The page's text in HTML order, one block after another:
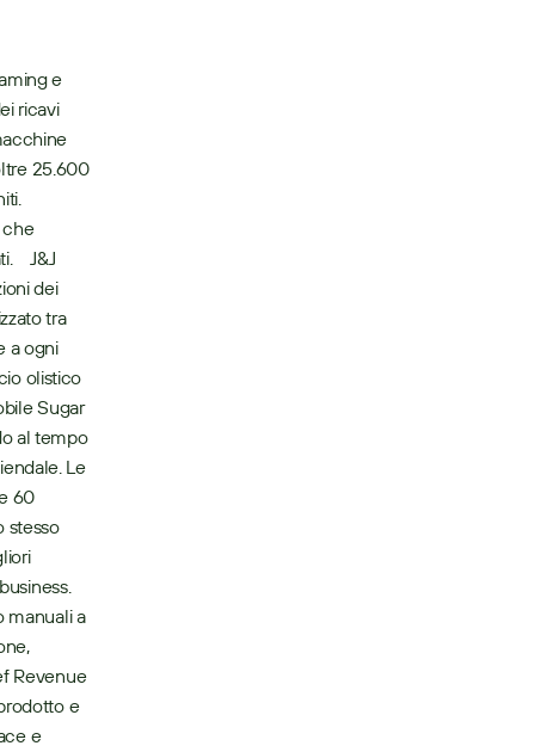
e
ricavi
25.600
che
J&J
dei
tra
a ogni
olistico
Sugar
al tempo
Le
60
stesso
manuali a
Revenue
e
e